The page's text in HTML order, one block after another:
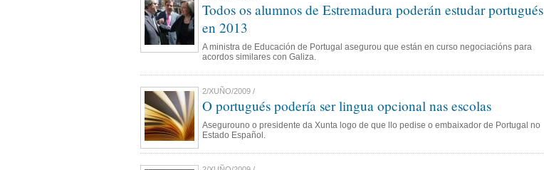
Todos os alumnos de Estremadura poderán estudar portugués
en 2013
A ministra de Educación de Portugal asegurou que están en curso negociacións para
acordos similares con Galiza.
2/XUÑO/2009 /
O portugués podería ser lingua opcional nas escolas
Asegurouno o presidente da Xunta logo de que llo pedise o embaixador de Portugal no
Estado Español.